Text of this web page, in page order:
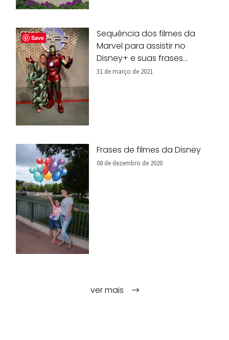
Sequência dos filmes da
Marvel para assistir no
Disney+ e suas frases
marcantes
31 de março de 2021
Frases de filmes da Disney
08 de dezembro de 2020
ver mais
Save